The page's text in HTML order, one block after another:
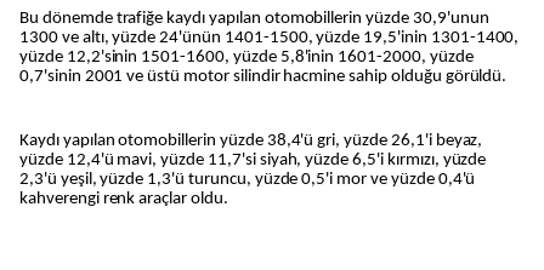
Bu dönemde trafiğe kaydı yapılan otomobillerin yüzde 30,9'unun
1300 ve altı, yüzde 24'ünün 1401-1500, yüzde 19,5'inin 1301-1400,
yüzde 12,2'sinin 1501-1600, yüzde 5,8'inin 1601-2000, yüzde
0,7'sinin 2001 ve üstü motor silindir hacmine sahip olduğu görüldü.
Kaydı yapılan otomobillerin yüzde 38,4'ü gri, yüzde 26,1'i beyaz,
yüzde 12,4'ü mavi, yüzde 11,7'si siyah, yüzde 6,5'i kırmızı, yüzde
2,3'ü yeşil, yüzde 1,3'ü turuncu, yüzde 0,5'i mor ve yüzde 0,4'ü
kahverengi renk araçlar oldu.